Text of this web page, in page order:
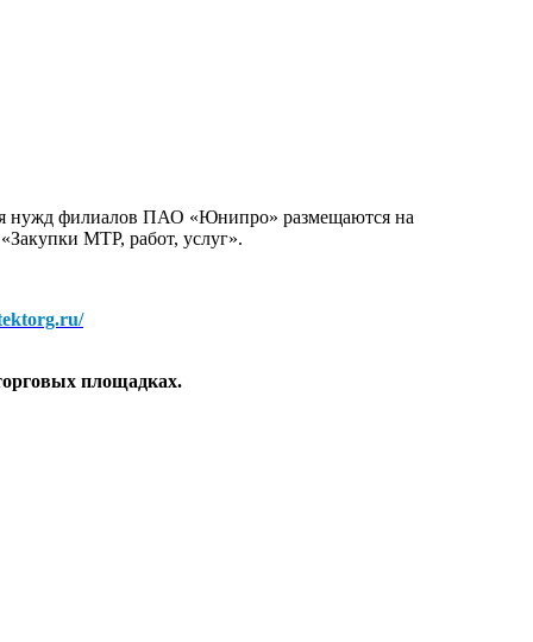
нужд филиалов ПАО «Юнипро» размещаются на
«Закупки МТР, работ, услуг».
площадках.